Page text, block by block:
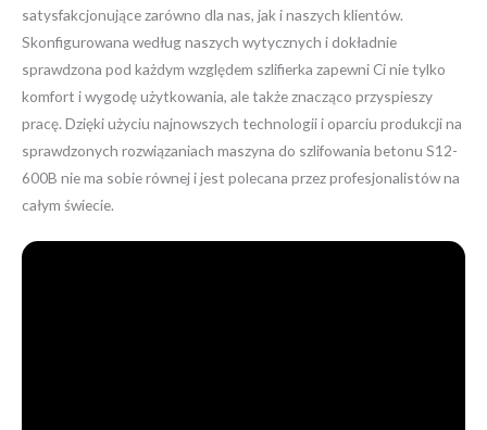
satysfakcjonujące zarówno dla nas, jak i naszych klientów.
Skonfigurowana według naszych wytycznych i dokładnie
sprawdzona pod każdym względem szlifierka zapewni Ci nie tylko
komfort i wygodę użytkowania, ale także znacząco przyspieszy
pracę. Dzięki użyciu najnowszych technologii i oparciu produkcji na
sprawdzonych rozwiązaniach maszyna do szlifowania betonu S12-
600B nie ma sobie równej i jest polecana przez profesjonalistów na
całym świecie.